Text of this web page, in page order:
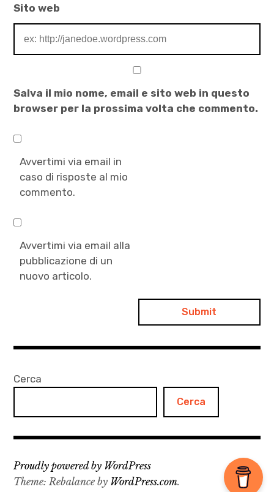
Sito web
Salva il mio nome, email e sito web in questo
browser per la prossima volta che commento.
Avvertimi via email in
caso di risposte al mio
commento.
Avvertimi via email alla
pubblicazione di un
nuovo articolo.
Cerca
Cerca
Proudly powered by WordPress
Theme: Rebalance by WordPress.com.